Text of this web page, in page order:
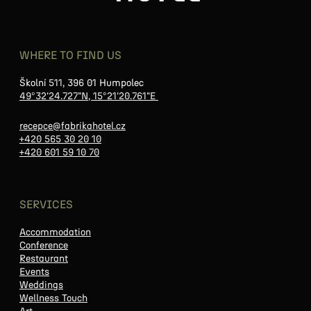
WHERE TO FIND US
Školní 511, 396 01 Humpolec
49°32'24.727"N, 15°21'20.761"E
recepce@fabrikahotel.cz
+420 565 30 20 10
+420 601 59 10 70
SERVICES
Accommodation
Conference
Restaurant
Events
Weddings
Wellness Touch